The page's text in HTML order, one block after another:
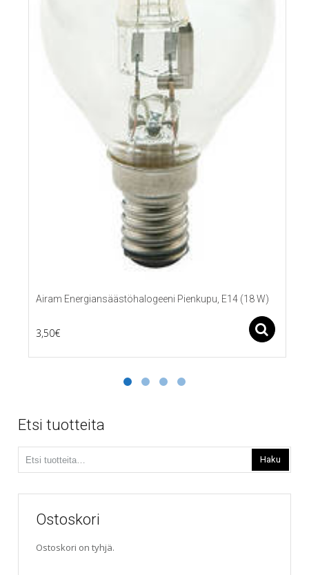
Airam Energiansäästöhalogeeni Pienkupu, E14 (18 W)
3,50€
Etsi tuotteita
Haku
Ostoskori
Ostoskori on tyhjä.